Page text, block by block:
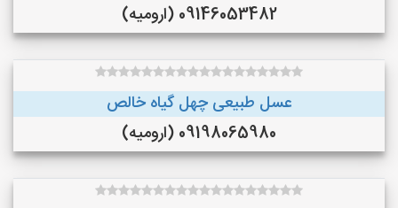
09146053482 (ارومیه)
عسل طبیعی چهل گیاه خالص
09198065980 (ارومیه)